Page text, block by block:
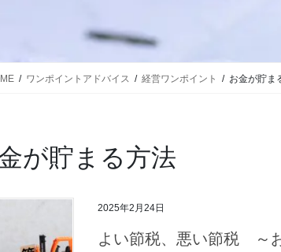
ワンポイントアドバイス 経営ワンポイント お金が貯ま
が貯まる方法
2025年2月24日
よい節税、悪い節税 ～